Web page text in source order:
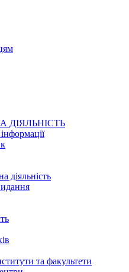
ДІЯЛЬНІСТЬ
діяльність
та факультети